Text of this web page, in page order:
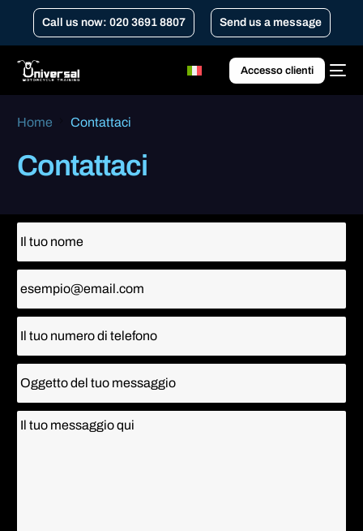
Call us now: 020 3691 8807 Send us a message
Accesso clienti
Home Contattaci
Contattaci